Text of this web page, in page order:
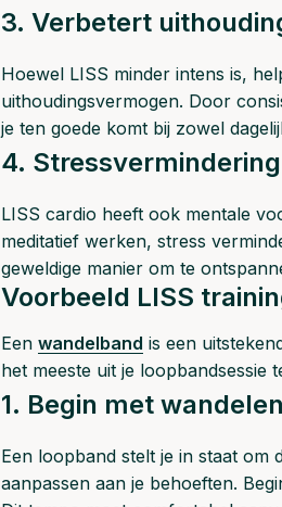
3. Verbetert
Hoewel LISS minder intens is,
uithoudingsvermogen. Door
je ten goede komt bij zowel
4. Stressvermindering
LISS cardio heeft ook mentale
meditatief werken, stress
geweldige manier om te
Voorbeeld LISS
Een wandelband is een
het meeste uit je loopbandsessie
1. Begin met
Een loopband stelt je in staat om
aanpassen aan je behoeften.